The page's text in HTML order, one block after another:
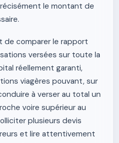
le montant de
de comparer le rapport
versées sur toute la
réellement garanti,
viagères pouvant, sur
à verser au total un
voire supérieur au
plusieurs devis
et lire attentivement